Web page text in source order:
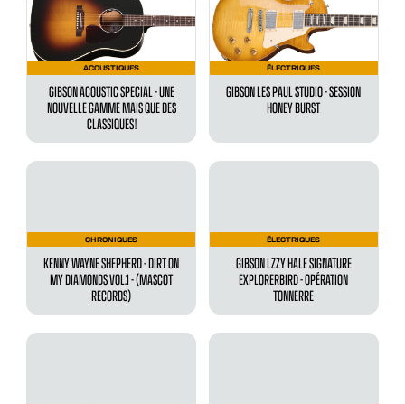
ACOUSTIQUES
GIBSON ACOUSTIC SPECIAL - UNE
NOUVELLE GAMME MAIS QUE DES
CLASSIQUES !
ÉLECTRIQUES
GIBSON LES PAUL STUDIO - SESSION
HONEY BURST
CHRONIQUES
KENNY WAYNE SHEPHERD - DIRT ON
MY DIAMONDS VOL.1 - (MASCOT
RECORDS)
ÉLECTRIQUES
GIBSON LZZY HALE SIGNATURE
EXPLORERBIRD - OPÉRATION
TONNERRE